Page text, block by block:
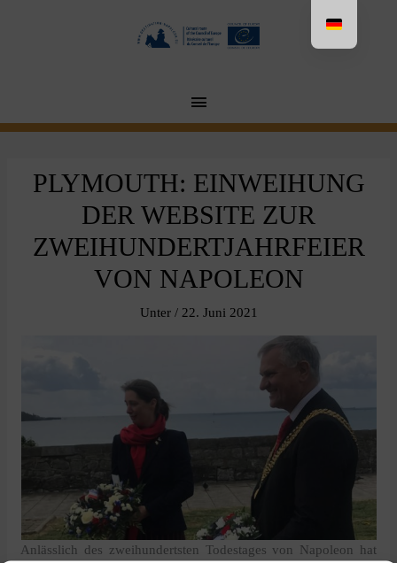
MENU
PRINCIPAL
PLYMOUTH: EINWEIHUNG
DER WEBSITE ZUR
ZWEIHUNDERTJAHRFEIER
VON NAPOLEON
Unter / 22. Juni 2021
Anlässlich des zweihundertsten Todestages von Napoleon hat